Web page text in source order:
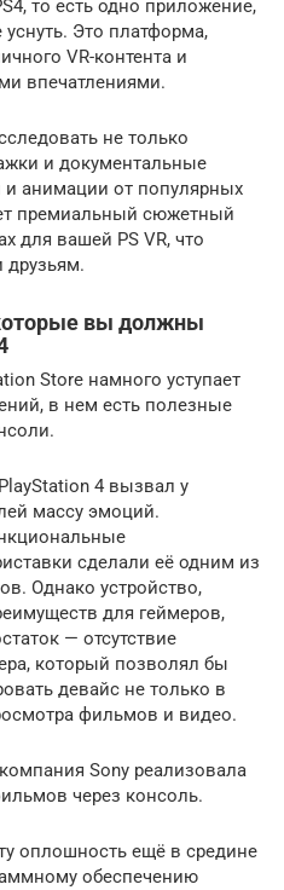
то есть одно приложение,
Это платформа,
VR-контента и
впечатлениями.
не только
и документальные
анимации от популярных
премиальный сюжетный
для вашей PS VR, что
друзьям.
вы должны
Store намного уступает
в нем есть полезные
4 вызвал у
массу эмоций.
сделали её одним из
Однако устройство,
для геймеров,
— отсутствие
который позволял бы
девайс не только в
фильмов и видео.
Sony реализовала
через консоль.
оплошность ещё в средине
обеспечению